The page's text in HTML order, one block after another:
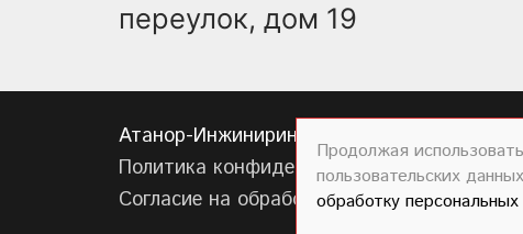
переулок, дом 19
Атанор-Инжиниринг официальный
Политика конфиденциальности
Согласие на обработку персональных
Продолжая
пользовательских
обработку